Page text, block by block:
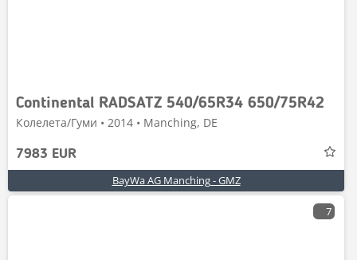
Continental RADSATZ 540/65R34 650/75R42
Колелета/Гуми • 2014 • Manching, DE
7983 EUR
BayWa AG Manching - GMZ
7